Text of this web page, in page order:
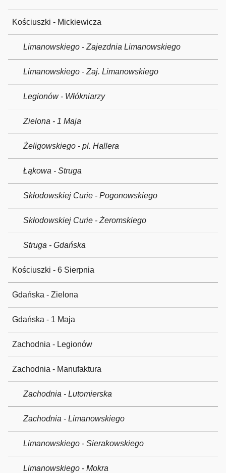
Kościuszki - Mickiewicza
Limanowskiego - Zajezdnia Limanowskiego
Limanowskiego - Zaj. Limanowskiego
Legionów - Włókniarzy
Zielona - 1 Maja
Żeligowskiego - pl. Hallera
Łąkowa - Struga
Skłodowskiej Curie - Pogonowskiego
Skłodowskiej Curie - Żeromskiego
Struga - Gdańska
Kościuszki - 6 Sierpnia
Gdańska - Zielona
Gdańska - 1 Maja
Zachodnia - Legionów
Zachodnia - Manufaktura
Zachodnia - Lutomierska
Zachodnia - Limanowskiego
Limanowskiego - Sierakowskiego
Limanowskiego - Mokra